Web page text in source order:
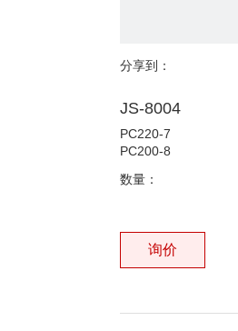
分享到：
JS-8004
PC220-7
PC200-8
数量：
询价